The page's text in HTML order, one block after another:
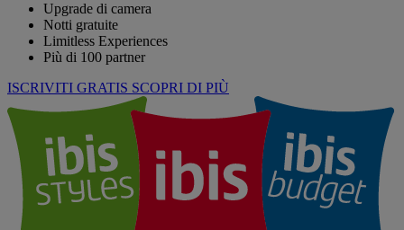
Upgrade di camera
Notti gratuite
Limitless Experiences
Più di 100 partner
ISCRIVITI GRATIS SCOPRI DI PIÙ